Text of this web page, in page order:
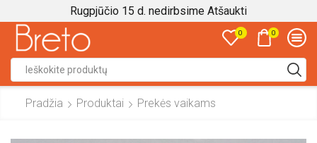
Rugpjūčio 15 d. nedirbsime Atšaukti
0 0
input
Pradžia Produktai Prekės vaikams